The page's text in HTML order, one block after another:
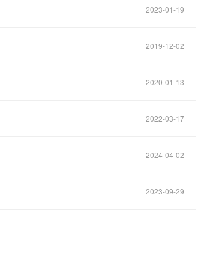
2023-01-19
2019-12-02
2020-01-13
2022-03-17
2024-04-02
2023-09-29